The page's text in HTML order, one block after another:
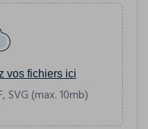
vos fichiers ici
SVG (max. 10mb)